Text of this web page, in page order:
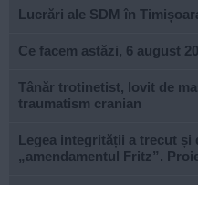
Lucrări ale SDM în
Ce facem astăzi, 6 august
Tânăr trotinetist, lovit de
traumatism cranian
Legea integrității a trecut și
„amendamentul Fritz”.